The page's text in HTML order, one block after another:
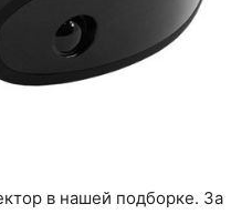
в нашей подборке. За